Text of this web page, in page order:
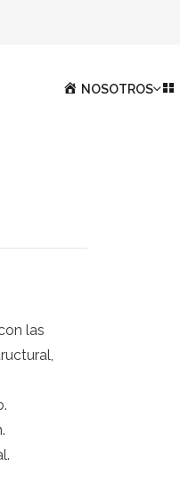
NOSOTROS
las